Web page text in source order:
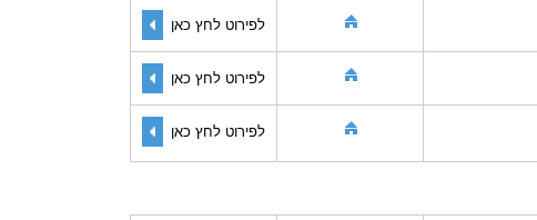
לפירוט לחץ כאן
לפירוט לחץ כאן
לפירוט לחץ כאן